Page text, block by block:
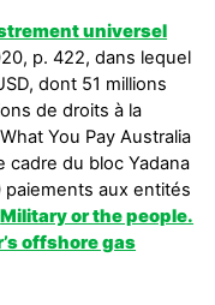
universel
p. 422, dans lequel
dont 51 millions
de droits à la
You Pay Australia
cadre du bloc Yadana
paiements aux entités
Military or the people.
offshore gas